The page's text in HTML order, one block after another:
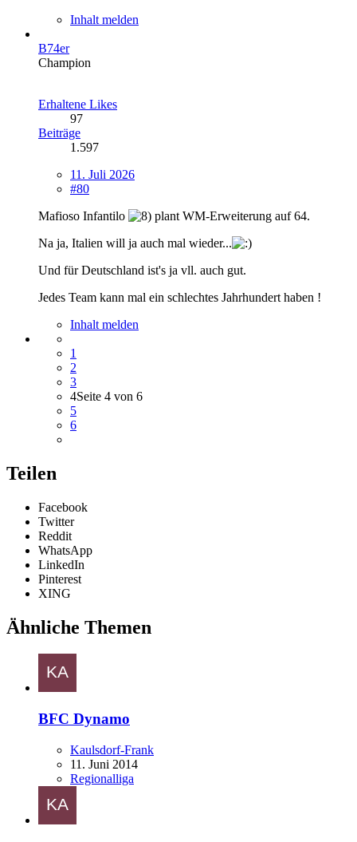
Inhalt melden
B74er
Champion
Erhaltene Likes
97
Beiträge
1.597
11. Juli 2026
#80
Mafioso Infantilo
plant WM-Erweiterung auf 64.
Na ja, Italien will ja auch mal wieder...
Und für Deutschland ist's ja vll. auch gut.
Jedes Team kann mal ein schlechtes Jahrhundert haben !
Inhalt melden
1
2
3
4Seite 4 von 6
5
6
Teilen
Facebook
Twitter
Reddit
WhatsApp
LinkedIn
Pinterest
XING
Ähnliche Themen
BFC Dynamo
Kaulsdorf-Frank
11. Juni 2014
Regionalliga